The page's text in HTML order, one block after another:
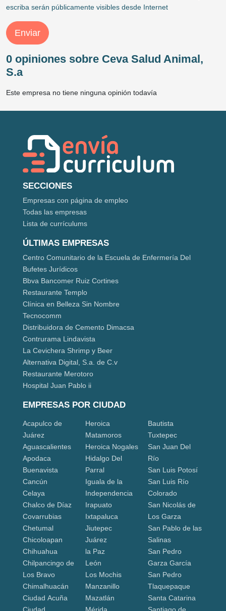
escriba serán públicamente visibles desde Internet
Enviar
0 opiniones sobre Ceva Salud Animal,
S.a
Este empresa no tiene ninguna opinión todavía
SECCIONES
Empresas con página de empleo
Todas las empresas
Lista de currículums
ÚLTIMAS EMPRESAS
Centro Comunitario de la Escuela de Enfermería Del
Bufetes Jurídicos
Bbva Bancomer Ruiz Cortines
Restaurante Templo
Clínica en Belleza Sin Nombre
Tecnocomm
Distribuidora de Cemento Dimacsa
Contrurama Lindavista
La Cevichera Shrimp y Beer
Alternativa Digital, S.a. de C.v
Restaurante Merotoro
Hospital Juan Pablo ii
EMPRESAS POR CIUDAD
Acapulco de
Juárez
Aguascalientes
Apodaca
Buenavista
Cancún
Celaya
Chalco de Díaz
Covarrubias
Chetumal
Chicoloapan
Chihuahua
Chilpancingo de
Los Bravo
Chimalhuacán
Ciudad Acuña
Ciudad
Heroica
Matamoros
Heroica Nogales
Hidalgo Del
Parral
Iguala de la
Independencia
Irapuato
Ixtapaluca
Jiutepec
Juárez
la Paz
León
Los Mochis
Manzanillo
Mazatlán
Mérida
Bautista
Tuxtepec
San Juan Del
Río
San Luis Potosí
San Luis Río
Colorado
San Nicolás de
Los Garza
San Pablo de las
Salinas
San Pedro
Garza García
San Pedro
Tlaquepaque
Santa Catarina
Santiago de